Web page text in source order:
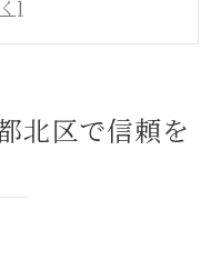
事務所の比較方法
律的側面
北区で信頼を